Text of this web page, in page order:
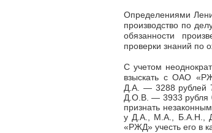
Определениями
производство по
обязанности
проверки знаний по
С учетом
взыскать с ОАО
Д.А. —3288 рублей
Д.О.В.— 3933 рубля
признать
у Д.А., М.А., Б.А.Н.,
«РЖД» учесть его в